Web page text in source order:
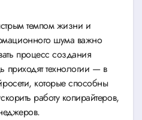
темпом жизни и
шума важно
процесс создания
приходят технологии — в
которые способны
работу копирайтеров,